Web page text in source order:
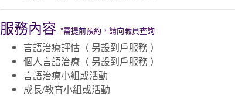
服務內容 *需提前預約，請向職員查詢
言語治療評估（ 另設到戶服務 ）
個人言語治療（ 另設到戶服務 ）
言語治療小組或活動
成長/教育小組或活動